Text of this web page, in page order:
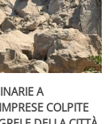
A
COLPITE